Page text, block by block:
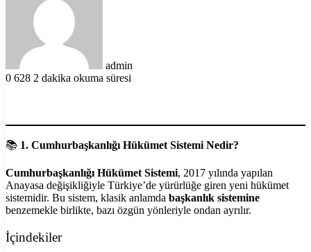
admin
0 628 2 dakika okuma süresi
📚 1. Cumhurbaşkanlığı Hükümet Sistemi Nedir?
Cumhurbaşkanlığı Hükümet Sistemi, 2017 yılında yapılan
Anayasa değişikliğiyle Türkiye’de yürürlüğe giren yeni hükümet
sistemidir. Bu sistem, klasik anlamda başkanlık sistemine
benzemekle birlikte, bazı özgün yönleriyle ondan ayrılır.
İçindekiler